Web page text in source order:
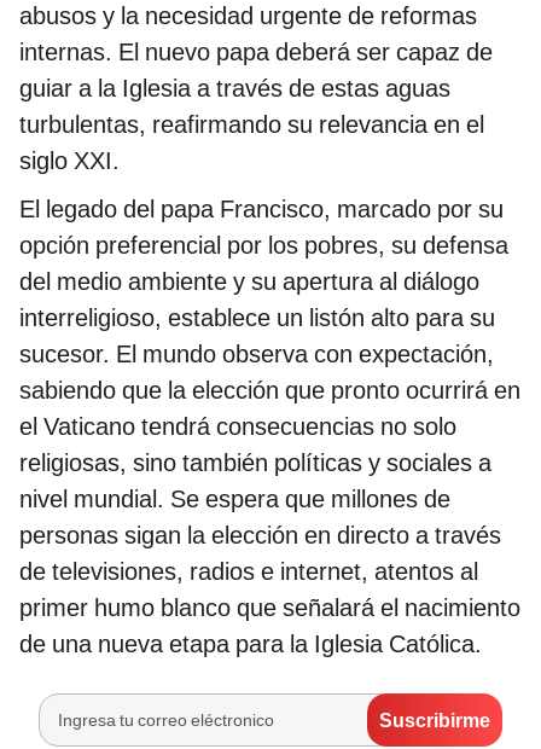
abusos y la necesidad urgente de reformas
internas. El nuevo papa deberá ser capaz de
guiar a la Iglesia a través de estas aguas
turbulentas, reafirmando su relevancia en el
siglo XXI.
El legado del papa Francisco, marcado por su
opción preferencial por los pobres, su defensa
del medio ambiente y su apertura al diálogo
interreligioso, establece un listón alto para su
sucesor. El mundo observa con expectación,
sabiendo que la elección que pronto ocurrirá en
el Vaticano tendrá consecuencias no solo
religiosas, sino también políticas y sociales a
nivel mundial. Se espera que millones de
personas sigan la elección en directo a través
de televisiones, radios e internet, atentos al
primer humo blanco que señalará el nacimiento
de una nueva etapa para la Iglesia Católica.